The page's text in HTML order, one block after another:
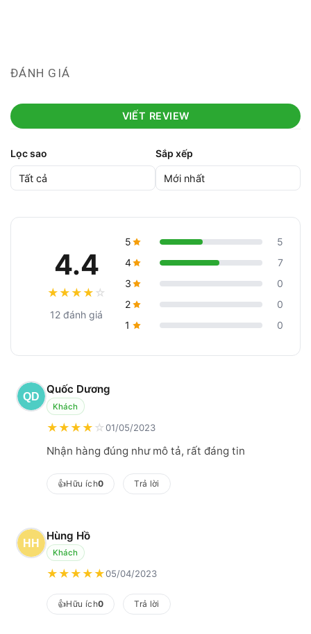
ĐÁNH GIÁ
VIẾT REVIEW
Lọc sao Sắp xếp
4.4
★ ★ ★ ★ ☆
12 đánh giá
5
5
4
7
3
0
2
0
1
0
Quốc Dương
Khách
★ ★ ★ ★ ☆01/05/2023
Nhận hàng đúng như mô tả, rất đáng tin
👍Hữu ích0 Trả lời
Hùng Hồ
Khách
★ ★ ★ ★ ★05/04/2023
👍Hữu ích0 Trả lời